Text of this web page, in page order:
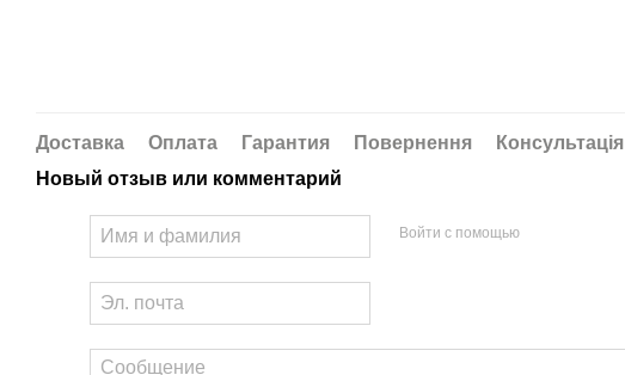
Доставка Оплата Гарантия Повернення
Консультація
Новый отзыв или комментарий
Войти с помощью